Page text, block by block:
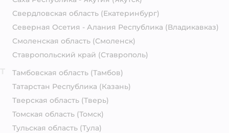
Свердловская область (Екатеринбург)
Северная Осетия - Алания Республика (Владикавказ)
Смоленская область (Смоленск)
Ставропольский край (Ставрополь)
Тамбовская область (Тамбов)
Татарстан Республика (Казань)
Тверская область (Тверь)
Томская область (Томск)
Тульская область (Тула)